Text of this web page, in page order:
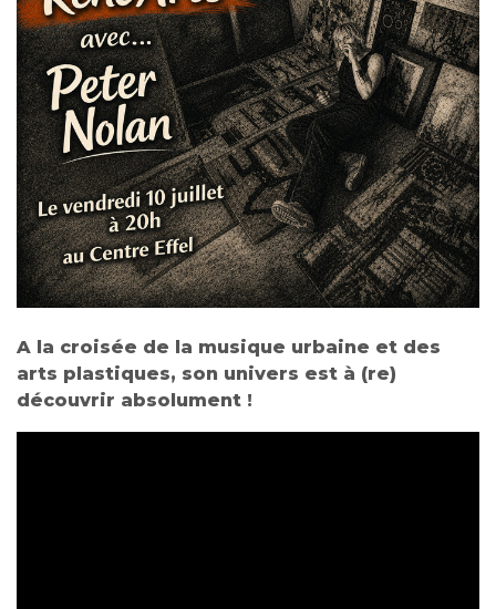
A la croisée de la musique urbaine et des
arts plastiques, son univers est à (re)
découvrir absolument !